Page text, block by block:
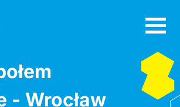
- Wrocław